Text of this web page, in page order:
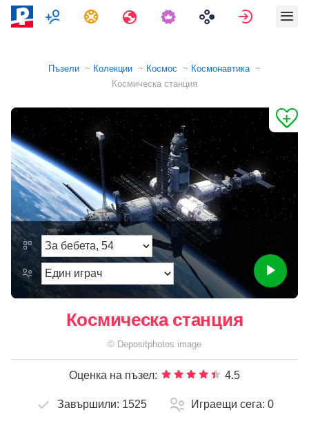
Мултиплейър
Задачи Пътувания Вход
Пъзели Колекции Космос
Космонавтика
Космическа станция
Космическа станция
© Depositphotos image
Оценка на пъзел: 4.5
Завършили: 1525 Играещи сега: 0